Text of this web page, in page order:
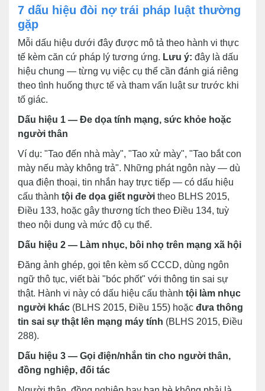
7 dấu hiệu đòi nợ trái pháp luật thường
gặp
Mỗi dấu hiệu dưới đây được mô tả theo hành vi thực
tế kèm căn cứ pháp lý tương ứng. Lưu ý: đây là dấu
hiệu chung — từng vụ việc cụ thể cần đánh giá riêng
theo tình huống thực tế và tham vấn luật sư trước khi
tố giác.
Dấu hiệu 1 — Đe dọa tính mạng, sức khỏe hoặc
người thân
Ví dụ: "Tao đến nhà mày", "Tao xử mày", "Tao bắt con
mày nếu mày không trả". Những phát ngôn này — dù
qua điện thoại, tin nhắn hay trực tiếp — có dấu hiệu
cấu thành tội đe dọa giết người theo BLHS 2015,
Điều 133, hoặc gây thương tích theo Điều 134, tuỳ
theo nội dung và mức độ cụ thể.
Dấu hiệu 2 — Làm nhục, bôi nhọ trên mạng xã hội
Đăng ảnh ghép, gọi tên kèm số CCCD, dùng ngôn
ngữ thô tục, viết bài "bóc phốt" với thông tin sai sự
thật. Hành vi này có dấu hiệu cấu thành tội làm nhục
người khác (BLHS 2015, Điều 155) hoặc đưa thông
tin sai sự thật lên mạng máy tính (BLHS 2015, Điều
288).
Dấu hiệu 3 — Gọi điện/nhắn tin cho người thân,
đồng nghiệp, đối tác